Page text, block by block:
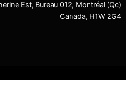
Est, Bureau 012, Montréal (Qc)
Canada, H1W 2G4